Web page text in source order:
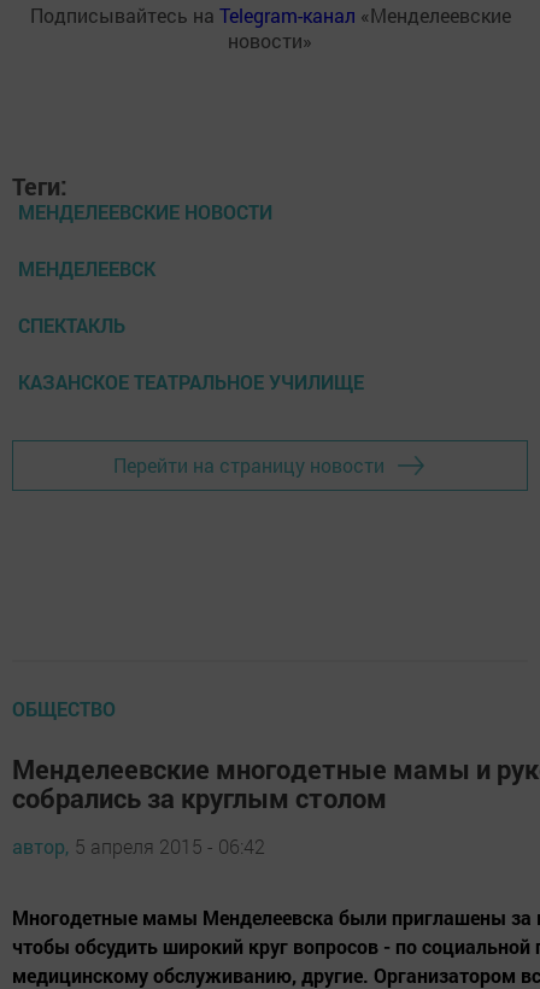
Подписывайтесь на Telegram-канал «Менделеевские
новости»
Теги:
МЕНДЕЛЕЕВСКИЕ НОВОСТИ
МЕНДЕЛЕЕВСК
СПЕКТАКЛЬ
КАЗАНСКОЕ ТЕАТРАЛЬНОЕ УЧИЛИЩЕ
Перейти на страницу новости
ОБЩЕСТВО
Менделеевские многодетные мамы и
собрались за круглым столом
автор, 5 апреля 2015 - 06:42
Многодетные мамы Менделеевска были приглашены за
чтобы обсудить широкий круг вопросов - по
медицинскому обслуживанию, другие. Организатором